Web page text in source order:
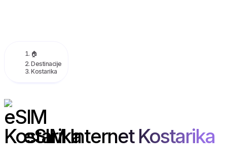
🏠
Destinacije
Kostarika
eSIM Internet Kostarika